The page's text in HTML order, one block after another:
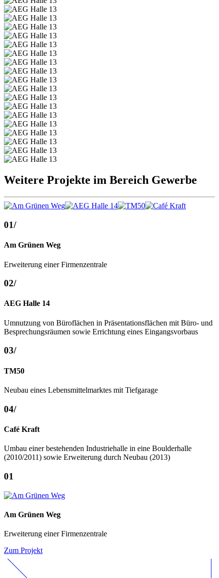
Weitere Projekte im Bereich Gewerbe
01/
Am Grünen Weg
Erweiterung einer Firmenzentrale
02/
AEG Halle 14
Umnutzung von Büroflächen in Präsentationsflächen mit Büro- und
Besprechungsräumen sowie Errichtung eines Eingangsvorbaus
03/
TM50
Neubau eines Lebensmittelmarktes mit Tiefgarage
04/
Café Kraft
Umbau einer bestehenden Industriehalle in eine Boulderhalle
(2010/2011) sowie Erweiterung durch Neubau (2013)
01
Am Grünen Weg
Erweiterung einer Firmenzentrale
Zum Projekt